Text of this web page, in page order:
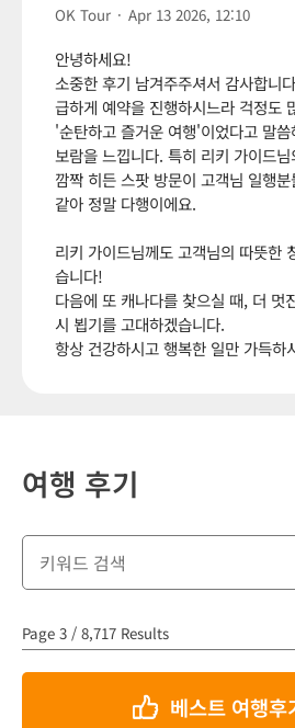
OK Tour · Apr 13 2026, 12:10
안녕하세요!
소중한 후기 남겨주주셔서 감사합니
급하게 예약을 진행하시느라 걱정도
'순탄하고 즐거운 여행'이었다고 말
보람을 느낍니다. 특히 리키 가이드
깜짝 히든 스팟 방문이 고객님 일행
같아 정말 다행이에요.
리키 가이드님께도 고객님의 따뜻한
습니다!
다음에 또 캐나다를 찾으실 때, 더 멋
시 뵙기를 고대하겠습니다.
항상 건강하시고 행복한 일만 가득하
여행 후기
Page 3 / 8,717 Results
베스트 여행후